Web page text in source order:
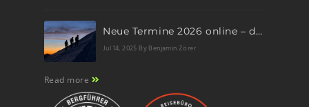
Neue Termine 2026 online – dein nächstes Abenteuer wartet!
Jul 14, 2025 By Benjamin Zörer
Read more